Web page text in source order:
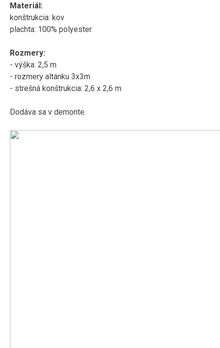
Materiál:
konštrukcia: kov
plachta: 100% polyester
Rozmery:
- výška: 2,5 m
- rozmery altánku 3x3m
- strešná konštrukcia: 2,6 x 2,6 m
Dodáva sa v demonte.